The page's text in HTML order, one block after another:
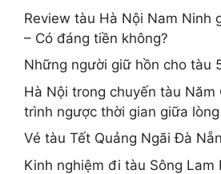
Review tàu Hà Nội Nam Ninh
– Có đáng tiền không?
Những người giữ hồn cho tàu
Hà Nội trong chuyến tàu Năm
trình ngược thời gian giữa
Vé tàu Tết Quảng Ngãi Đà
Kinh nghiệm đi tàu Sông Lam